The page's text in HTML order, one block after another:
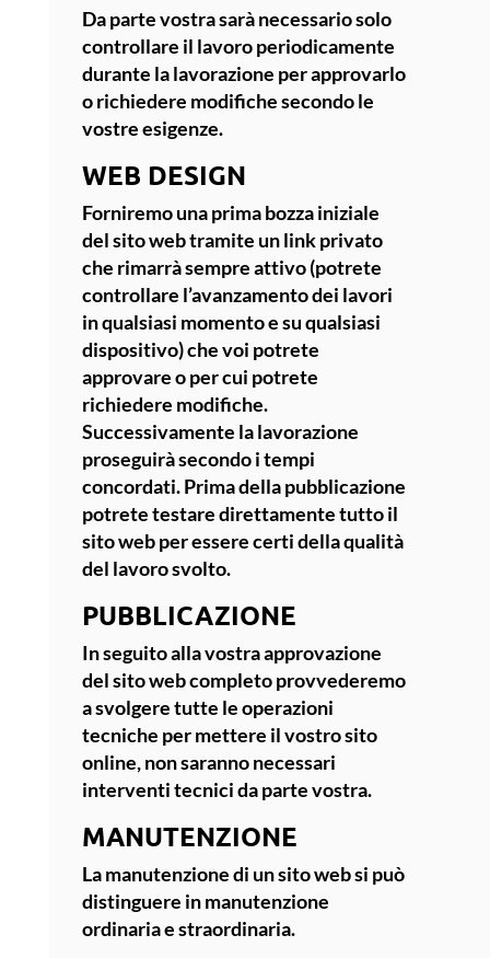
Da parte vostra sarà necessario solo
controllare il lavoro periodicamente
durante la lavorazione per approvarlo
o richiedere modifiche secondo le
vostre esigenze.
WEB DESIGN
Forniremo una prima bozza iniziale
del sito web tramite un link privato
che rimarrà sempre attivo (potrete
controllare l’avanzamento dei lavori
in qualsiasi momento e su qualsiasi
dispositivo) che voi potrete
approvare o per cui potrete
richiedere modifiche.
Successivamente la lavorazione
proseguirà secondo i tempi
concordati. Prima della pubblicazione
potrete testare direttamente tutto il
sito web per essere certi dellaqualità
del lavoro svolto.
PUBBLICAZIONE
In seguito alla vostra approvazione
del sito web completo provvederemo
a svolgere tutte le operazioni
tecniche per mettere ilvostro sito
online, non saranno necessari
interventi tecnici da parte vostra.
MANUTENZIONE
La manutenzione di un sito web si può
distinguere inmanutenzione
ordinariae straordinaria.